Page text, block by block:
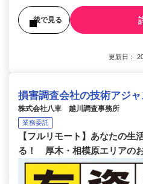
後で見る
更新日：
損害調査会社の技術アジ
株式会社八車 越川調査事務所
業務委託
【フルリモート】あなたの生
る！ 厚木・相模原エリアの